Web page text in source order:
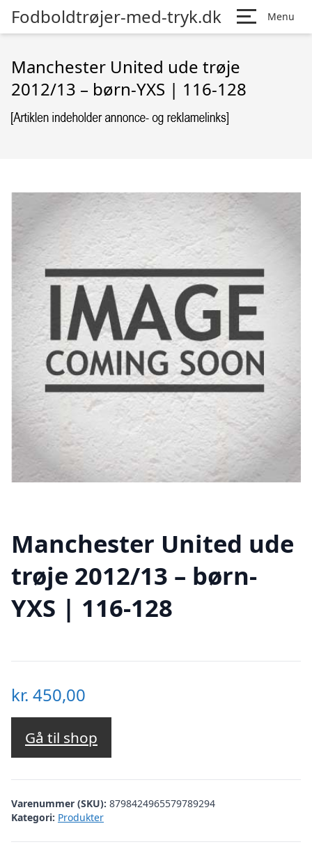
Fodboldtrøjer-med-tryk.dk Menu
Manchester United ude trøje
2012/13 – børn-YXS | 116-128
Manchester United ude
trøje 2012/13 – børn-
YXS | 116-128
kr. 450,00
Gå til shop
Varenummer (SKU): 8798424965579789294
Kategori: Produkter